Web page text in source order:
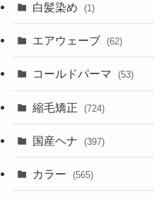
白髪染め (1)
エアウェーブ (62)
コールドパーマ (53)
縮毛矯正 (724)
国産ヘナ (397)
カラー (565)